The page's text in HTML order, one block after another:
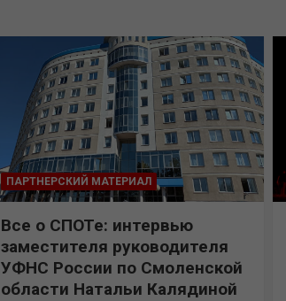
ПАРТНЕРСКИЙ МАТЕРИАЛ
Все о СПОТе: интервью
заместителя руководителя
УФНС России по Смоленской
области Натальи Калядиной